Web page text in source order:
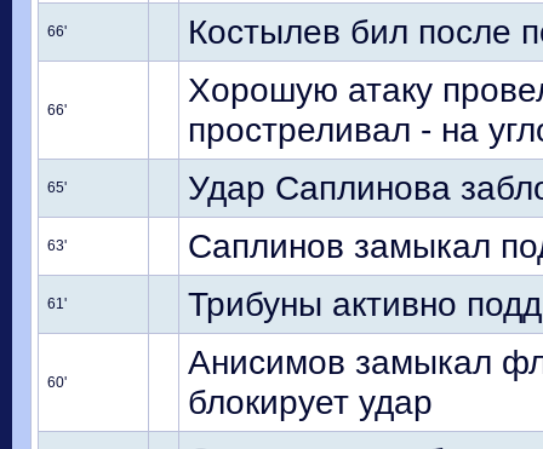
66' Костылев бил после
66'
Хорошую атаку
простреливал - на
65' Удар Саплинова
63' Саплинов замыкал
61' Трибуны активно
60'
Анисимов замыкал
блокирует удар